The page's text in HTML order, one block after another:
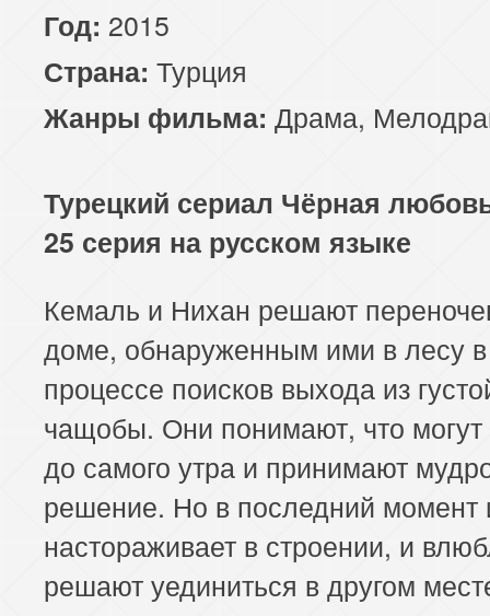
105 серия
109 серия
110 серия
113 серия
114 серия
Год: 2015
Страна: Турция
Жанры фильма: Драма,
Турецкий сериал Чёрная
25 серия на русском языке
Кемаль и Нихан решают
доме, обнаруженным ими в лесу в
процессе поисков выхода из
чащобы. Они понимают, что могут
до самого утра и принимают
решение. Но в последний момент
настораживает в строении, и
решают уединиться в другом